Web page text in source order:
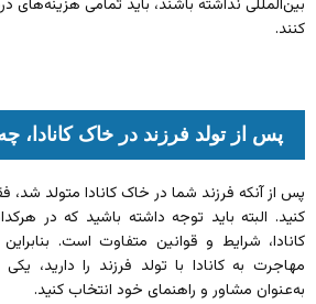
بین‌المللی نداشته باشند، باید تمامی هزینه‌های
کنند.
پس از تولد فرزند در خاک کانادا،
پس از آنکه فرزند شما در خاک کانادا متولد شد،
کنید. البته باید توجه داشته باشید که در
کانادا، شرایط و قوانین متفاوت است.
مهاجرت به کانادا با تولد فرزند را دارید،
به‌عنوان مشاور و راهنمای خود انتخاب کنید.